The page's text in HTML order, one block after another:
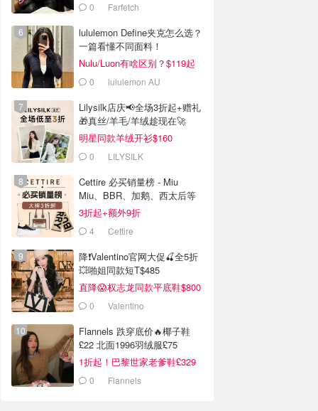
0 Farfetch
lululemon Define夹克怎么选？
一篇看懂不同面料！
Nulu/Luon有啥区别？$119起
0 lululemon AU
Lilysilk店庆📢全场3折起+赠礼
🎁真丝/羊毛/羊绒趁现在🚀
明星同款羊绒开衫$160
0 LILYSILK
Cettire 必买销量榜 - Miu
Miu、BBR、加鹅、西太后等
汇总！
3折起+额外9折
4 Cettire
降❗Valentino官网大促🍒全5折
💥啪姐同款短T$485
直降😱权志龙同款平底鞋$800
0 Valentino
Flannels 跌穿底价🔥椰子鞋
£22 北面1996羽绒服£75
1折起！巴黎世家老爹鞋£329
抢！0 Flannels